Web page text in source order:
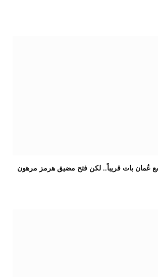
عُمان بات قريباً.. لكن فتح مضيق هرمز مرهون